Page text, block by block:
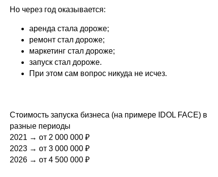
Но через год оказывается:
аренда стала дороже;
ремонт стал дороже;
маркетинг стал дороже;
запуск стал дороже.
При этом сам вопрос никуда не исчез.
Стоимость запуска бизнеса (на примере IDOL FACE) в
разные периоды
2021 → от 2 000 000 ₽
2023 → от 3 000 000 ₽
2026 → от 4 500 000 ₽